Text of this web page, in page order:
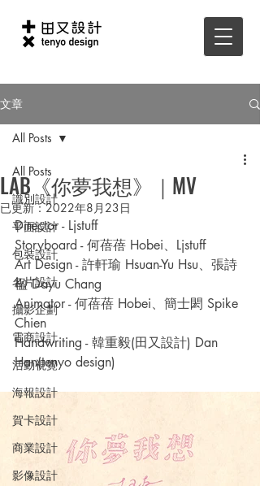
文章
All Posts
識別設計
平面設計
包裝設計
名片設計
攝影企劃
電商設計
活動視覺
海報設計
賀卡設計
商業設計
影像設計
All Posts
LAB《你夢我想》｜MV
已更新：2022年8月23日
Director - Ljstuff
Storyboard - 何蓓蓓 Hobei、Ljstuff
Art Design - 許軒瑜 Hsuan-Yu Hsu、張詩
楹 Dayu Chang
Animator - 何蓓蓓 Hobei、簡士閎 Spike
Chien
Handwriting - 韓重毅(田又設計) Dan
Han(tenyo design)